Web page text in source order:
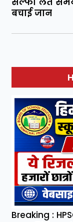
बचाई जान
Breaking :